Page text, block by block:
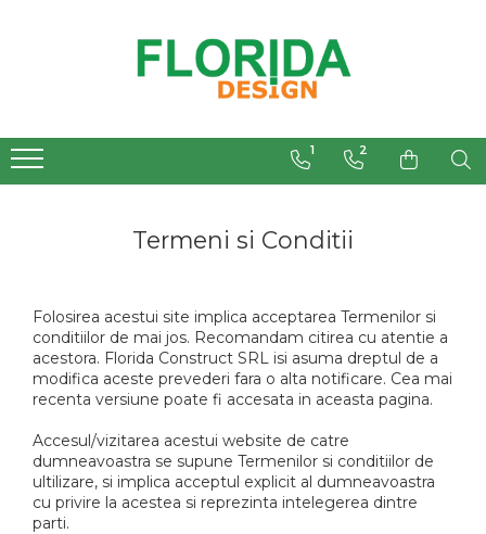
1 2
Termeni si Conditii
Folosirea acestui site implica acceptarea Termenilor si
conditiilor de mai jos. Recomandam citirea cu atentie a
acestora. Florida Construct SRL isi asuma dreptul de a
modifica aceste prevederi fara o alta notificare. Cea mai
recenta versiune poate fi accesata in aceasta pagina.
Accesul/vizitarea acestui website de catre
dumneavoastra se supune Termenilor si conditiilor de
ultilizare, si implica acceptul explicit al dumneavoastra
cu privire la acestea si reprezinta intelegerea dintre
parti.